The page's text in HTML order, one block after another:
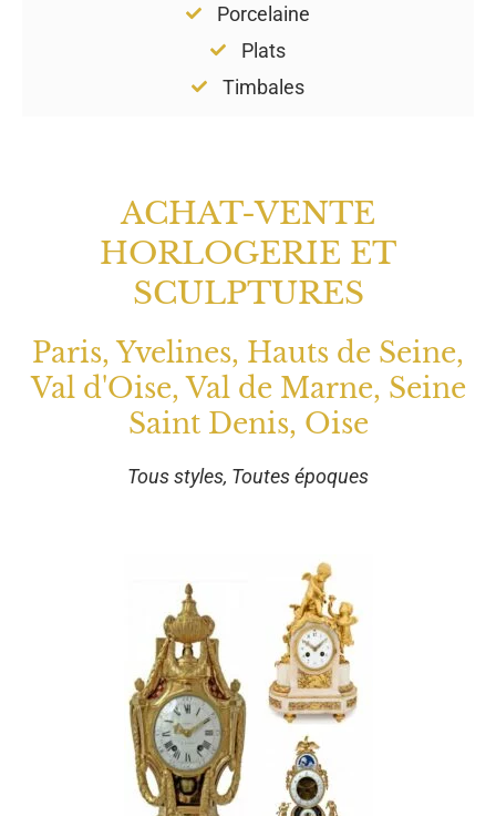
Porcelaine
Plats
Timbales
ACHAT-VENTE
HORLOGERIE ET
SCULPTURES
Paris, Yvelines, Hauts de Seine,
Val d'Oise, Val de Marne, Seine
Saint Denis, Oise
Tous styles, Toutes époques